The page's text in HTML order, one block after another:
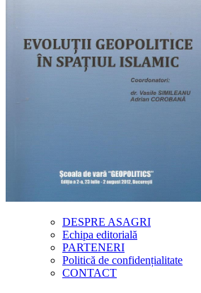
DESPRE ASAGRI
Echipa editorială
PARTENERI
Politică de confidențialitate
CONTACT